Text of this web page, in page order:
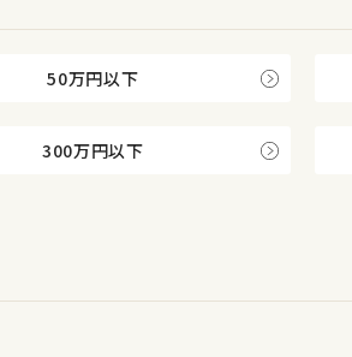
50万円以下
300万円以下